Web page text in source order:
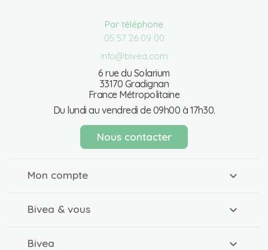
Par téléphone
05 57 26 09 00
info@bivea.com
6 rue du Solarium
33170 Gradignan
France Métropolitaine
Du lundi au vendredi de 09h00 à 17h30.
Nous contacter
Mon compte
Bivea & vous
Bivea